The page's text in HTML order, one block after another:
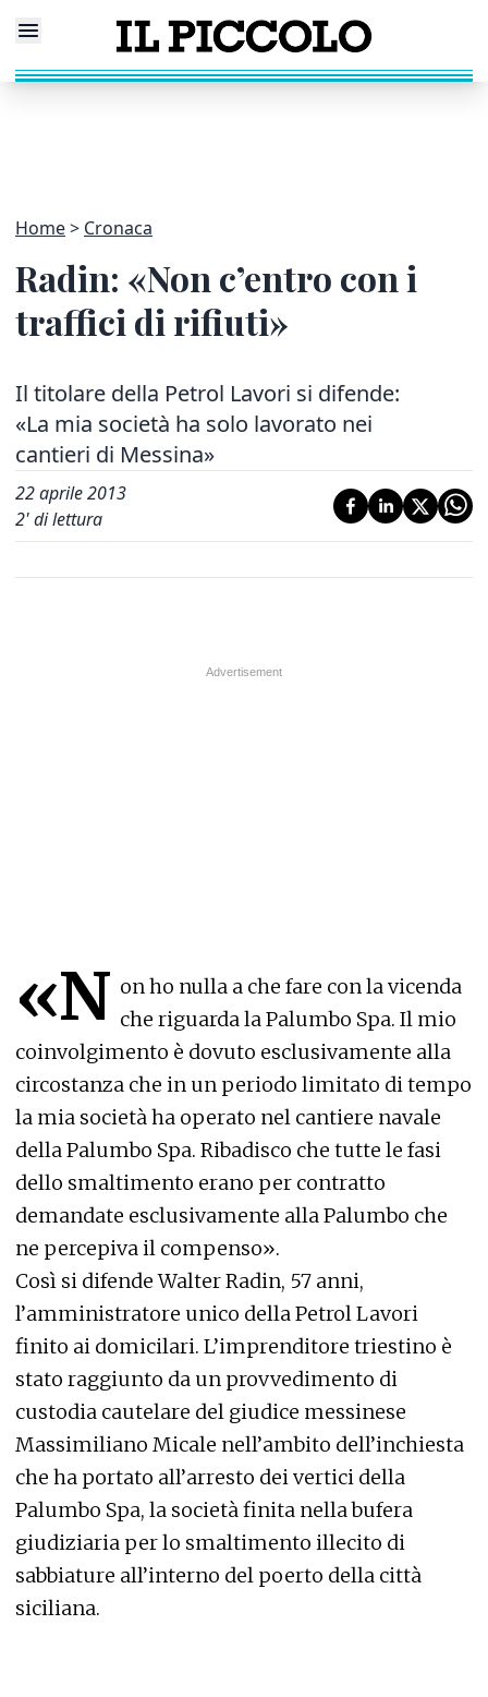
Home Cronaca
Radin: «Non c’entro con i
traffici di rifiuti»
Il titolare della Petrol Lavori si difende:
«La mia società ha solo lavorato nei
cantieri di Messina»
22 aprile 2013
2' di lettura
«N on ho nulla a che fare con la vicenda
che riguarda la Palumbo Spa. Il mio
coinvolgimento è dovuto esclusivamente alla
circostanza che in un periodo limitato di tempo
la mia società ha operato nel cantiere navale
della Palumbo Spa. Ribadisco che tutte le fasi
dello smaltimento erano per contratto
demandate esclusivamente alla Palumbo che
ne percepiva il compenso».
Così si difende Walter Radin, 57 anni,
l’amministratore unico della Petrol Lavori
finito ai domicilari. L’imprenditore triestino è
stato raggiunto da un provvedimento di
custodia cautelare del giudice messinese
Massimiliano Micale nell’ambito dell’inchiesta
che ha portato all’arresto dei vertici della
Palumbo Spa, la società finita nella bufera
giudiziaria per lo smaltimento illecito di
sabbiature all’interno del poerto della città
siciliana.